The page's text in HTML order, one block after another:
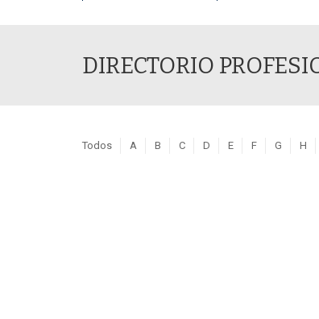
DIRECTORIO
Todos A B C D E F G H